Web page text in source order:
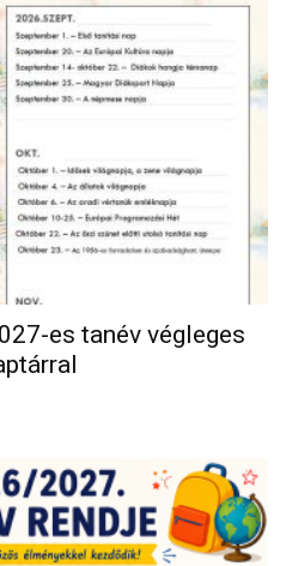
es tanév végleges